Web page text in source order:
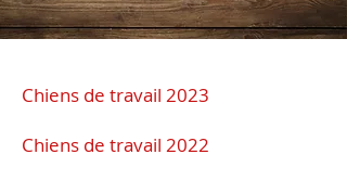
​Chiens de travail 2023
Chiens de travail 2022